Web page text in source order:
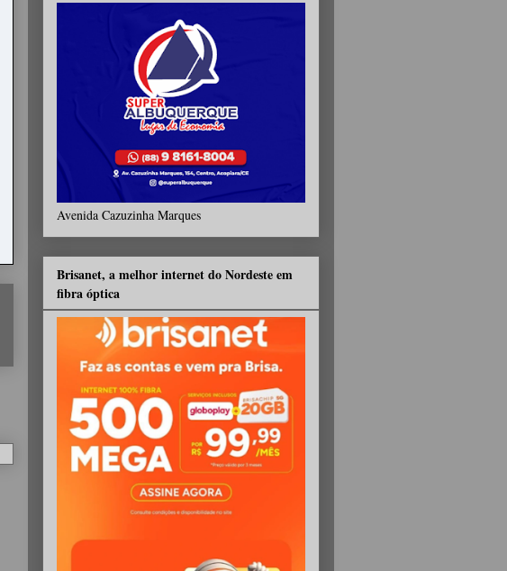
Avenida Cazuzinha Marques
Brisanet, a melhor internet do Nordeste em
fibra óptica